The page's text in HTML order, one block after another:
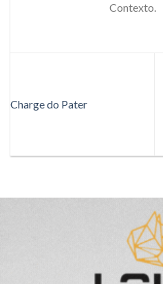
Contexto.
Charge do Pater